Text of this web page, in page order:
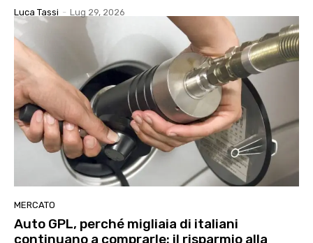
Luca Tassi - Lug 29, 2026
MERCATO
Auto GPL, perché migliaia di italiani
continuano a comprarle: il risparmio alla